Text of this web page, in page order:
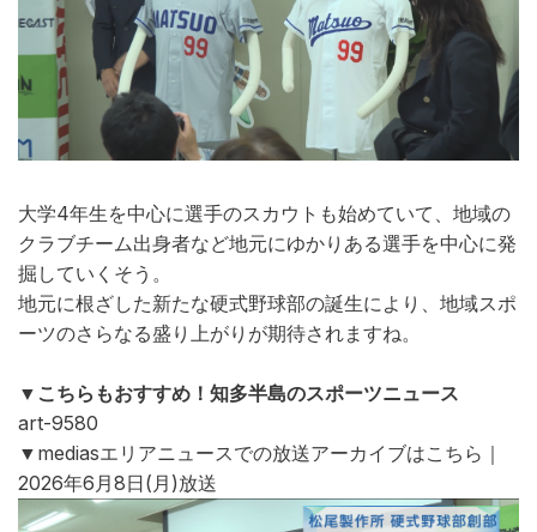
大学4年生を中心に選手のスカウトも始めていて、地域の
クラブチーム出身者など地元にゆかりある選手を中心に発
掘していくそう。
地元に根ざした新たな硬式野球部の誕生により、地域スポ
ーツのさらなる盛り上がりが期待されますね。
▼こちらもおすすめ！知多半島のスポーツニュース
art-9580
▼mediasエリアニュースでの放送アーカイブはこちら｜
2026年6月8日(月)放送